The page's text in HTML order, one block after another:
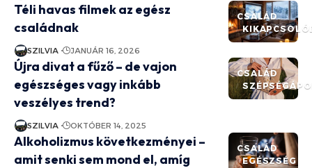
CSALÁD
Téli havas filmek az egész
családnak
SZILVIA JANUÁR 16, 2026
CSALÁD
Újra divat a fűző – de vajon
egészséges vagy inkább
veszélyes trend?
SZILVIA OKTÓBER 14, 2025
CSALÁD
EGÉSZSÉG
Alkoholizmus következményei –
amit senki sem mond el, amíg